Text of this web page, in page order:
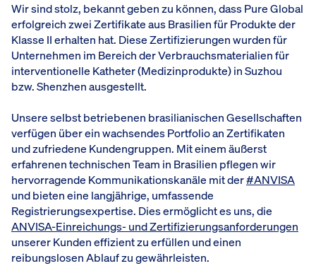
Wir sind stolz, bekannt geben zu können, dass Pure Global
erfolgreich zwei Zertifikate aus Brasilien für Produkte der
Klasse II erhalten hat. Diese Zertifizierungen wurden für
Unternehmen im Bereich der Verbrauchsmaterialien für
interventionelle Katheter (Medizinprodukte) in Suzhou
bzw. Shenzhen ausgestellt.
Unsere selbst betriebenen brasilianischen Gesellschaften
verfügen über ein wachsendes Portfolio an Zertifikaten
und zufriedene Kundengruppen. Mit einem äußerst
erfahrenen technischen Team in Brasilien pflegen wir
hervorragende Kommunikationskanäle mit der#ANVISA
und bieten eine langjährige, umfassende
Registrierungsexpertise. Dies ermöglicht es uns, die
ANVISA-Einreichungs- und Zertifizierungsanforderungen
unserer Kunden effizient zu erfüllen und einen
reibungslosen Ablauf zu gewährleisten.